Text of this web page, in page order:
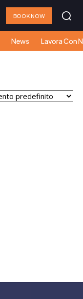
BOOK NOW
News Lavora Con